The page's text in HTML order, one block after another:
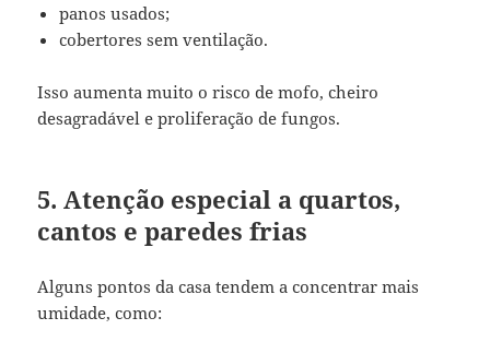
panos usados;
cobertores sem ventilação.
Isso aumenta muito o risco de mofo, cheiro
desagradável e proliferação de fungos.
5. Atenção especial a quartos,
cantos e paredes frias
Alguns pontos da casa tendem a concentrar mais
umidade, como: